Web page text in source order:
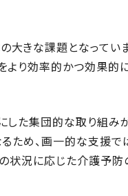
大きな課題となってい
より効率的かつ効果的
した集団的な取り組み
ため、画一的な支援で
状況に応じた介護予防